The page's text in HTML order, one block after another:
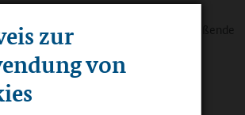
zur
von
durch viele Unterkapitel, die jeweils
behandeln und oftmals durch abschließende
zusammengeführt werden.
Umsetzung von Konzepten und